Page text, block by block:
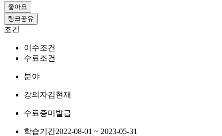
좋아요
링크공유
조건
이수조건
수료조건
분야
강의자김현재
수료증미발급
학습기간2022-08-01 ~ 2023-05-31